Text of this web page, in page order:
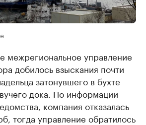
межрегиональное управление
добилось взыскания почти
затонувшего в бухте
дока. По информации
компания отказалась
тогда управление обратилось